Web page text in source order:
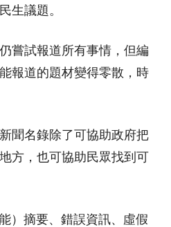
生議題。
嘗試報道所有事情，但編
報道的題材變得零散，時
聞名錄除了可協助政府把
方，也可協助民眾找到可
）摘要、錯誤資訊、虛假